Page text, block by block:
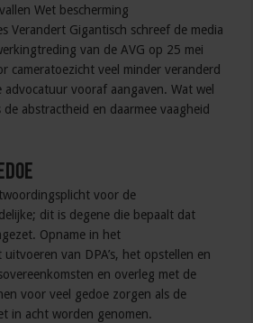
Wet bescherming
Verandert Gigantisch schreef de media
van de AVG op 25 mei
cameratoezicht veel minder veranderd
advocatuur vooraf aangaven. Wat wel
abstractheid en daarmee vaagheid
voor de
dit is degene die bepaalt dat
Opname in het
van DPA’s, het opstellen en
en overleg met de
voor veel gedoe zorgen als de
in acht worden genomen.